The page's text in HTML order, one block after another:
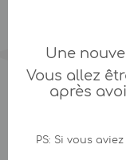
Une
Vous allez
après
PS: Si vous